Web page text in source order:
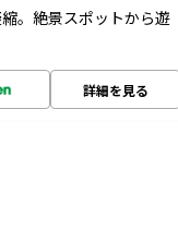
。絶景スポットから遊
詳細を見る